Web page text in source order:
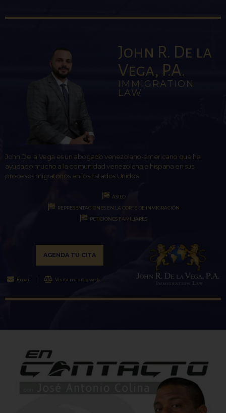
John R. De la
Vega, P.A.
IMMIGRATION
LAW
John De la Vega es un abogado venezolano-americano que ha
ayudado mucho a la comunidad venezolana e hispana en sus
procesos migratorios en los Estados Unidos.
ASILO
REPRESENTACIONES EN LA CORTE DE INMIGRACIÓN
PETICIONES FAMILIARES
AGENDA TU CITA
Email Visita mi sitio web